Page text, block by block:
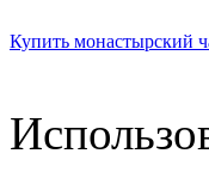
Купить монастырский